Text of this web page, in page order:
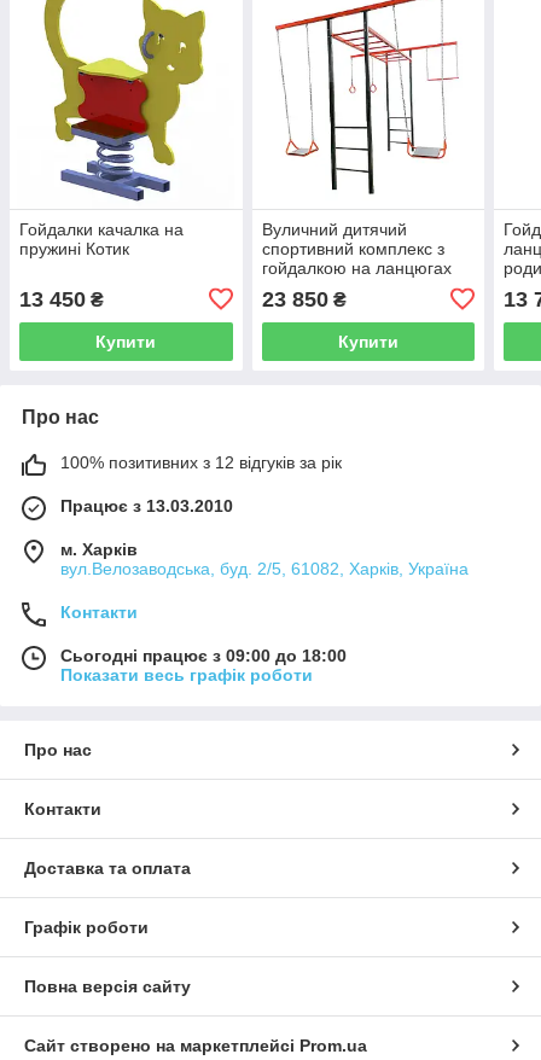
Гойдалки качалка на
пружині Котик
13 450 ₴
Купити
Вуличний дитячий
спортивний комплекс з
гойдалкою на ланцюгах
23 850₴
Купити
13
Про нас
100% позитивних з 12 відгуків за рік
Працює з 13.03.2010
м. Харків
вул.Велозаводська, буд. 2/5, 61082, Харків, Україна
Контакти
Сьогодні працює з 09:00 до 18:00
Показати весь графік роботи
Про нас
Контакти
Доставка та оплата
Графік роботи
Повна версія сайту
Сайт створено на маркетплейсі Prom.ua